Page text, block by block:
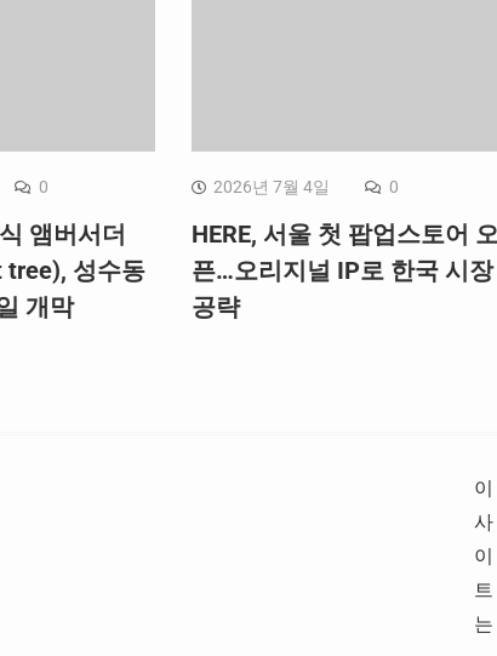
0
앰버서더
tree), 성수동
개막
2026년 7월 4일 0
HERE, 서울 첫 팝업스토어
픈…오리지널 IP로 한국 시장
공략
이
사
이
트
는